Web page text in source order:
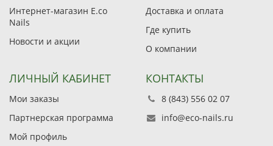
Интернет-магазин E.co
Nails
Новости и акции
Доставка и оплата
Где купить
О компании
ЛИЧНЫЙ КАБИНЕТ
Мои заказы
Партнерская программа
Мой профиль
КОНТАКТЫ
8 (843) 556 02 07
info@eco-nails.ru